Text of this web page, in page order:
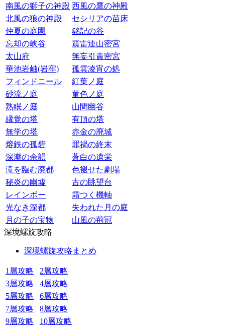
南風の獅子の神殿 西風の鷹の神殿
北風の狼の神殿
セシリアの苗床
仲夏の庭園
銘記の谷
忘却の峡谷
震雷連山密宮
太山府
無妄引責密宮
華池岩岫(岩牢)
孤雲凌宵の処
フィンドニール
紅葉ノ庭
砂流ノ庭
菫色ノ庭
熟眠ノ庭
山間幽谷
縁覚の塔
有頂の塔
無学の塔
赤金の廃城
熔鉄の孤砦
罪禍の終末
深潮の余韻
蒼白の遺栄
滝を臨む廃都
色褪せた劇場
秘炎の幽墟
古の眺望台
レインボー
霜つく機軸
光なき深都
失われた月の庭
月の子の宝物
山風の荊冠
深境螺旋攻略
深境螺旋攻略まとめ
1層攻略
2層攻略
3層攻略
4層攻略
5層攻略
6層攻略
7層攻略
8層攻略
9層攻略
10層攻略